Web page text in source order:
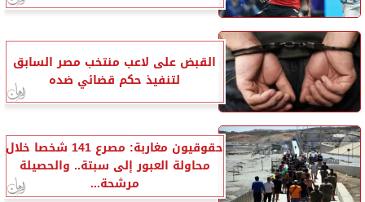
القبض على لاعب منتخب مصر السابق
لتنفيذ حكم قضائي ضده
حقوقيون مغاربة: مصرع 141 شخصا خلال
محاولة العبور إلى سبتة.. والحصيلة
مرشحة...